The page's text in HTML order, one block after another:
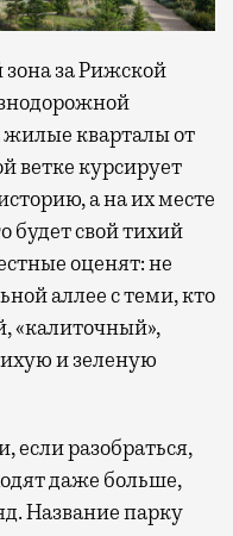
за Рижской
жилые кварталы от
ветке курсирует
а на их месте
будет свой тихий
оценят: не
аллее с теми, кто
«калиточный»,
и зеленую
если разобраться,
даже больше,
Название парку